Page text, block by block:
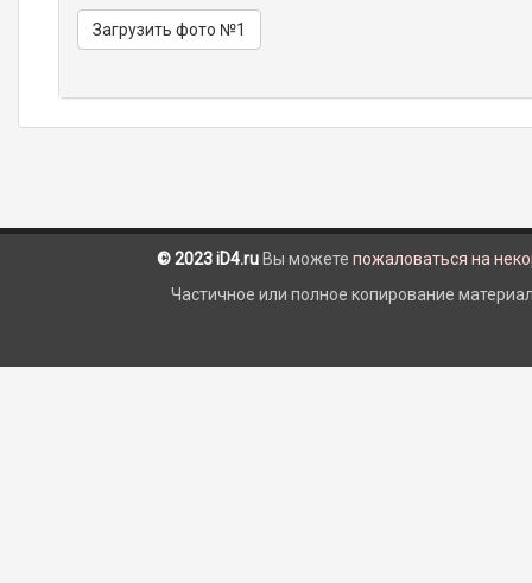
Загрузить фото №1
© 2023 iD4.ru Вы можете пожаловаться на
Частичное или полное копирование